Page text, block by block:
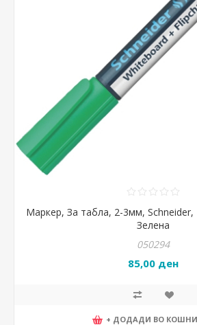
Маркер, За табла, 2-3мм, Schneider,
Зелена
050294
85,00 ден
+ ДОДАДИ ВО